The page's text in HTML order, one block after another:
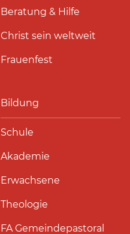
Beratung & Hilfe
Christ sein weltweit
Frauenfest
Bildung
Schule
Akademie
Erwachsene
Theologie
FA Gemeindepastoral